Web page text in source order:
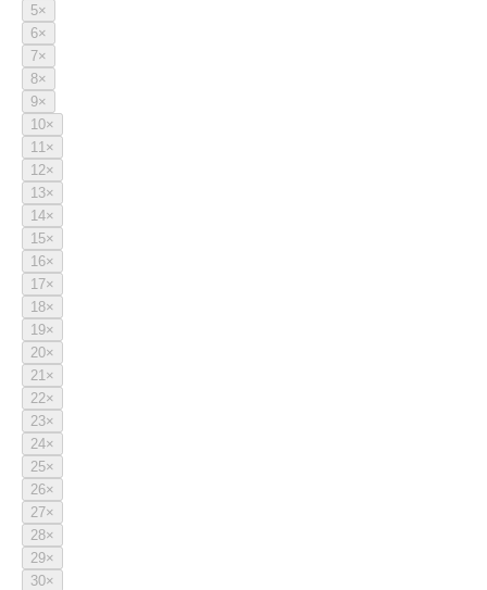
5×
6×
7×
8×
9×
10×
11×
12×
13×
14×
15×
16×
17×
18×
19×
20×
21×
22×
23×
24×
25×
26×
27×
28×
29×
30×